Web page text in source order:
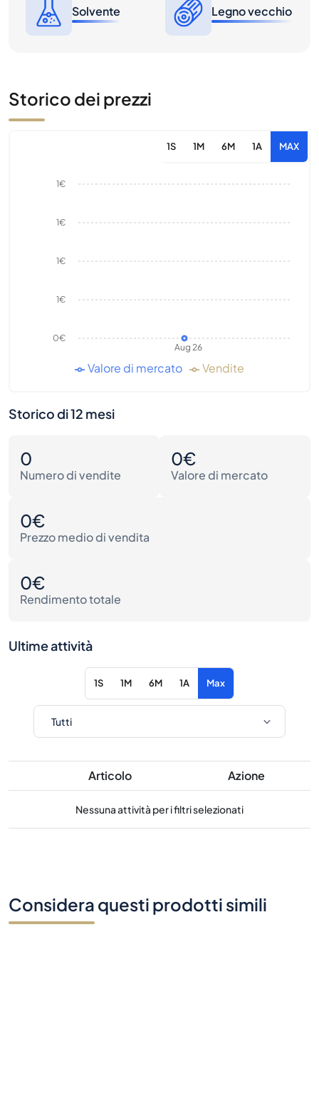
Solvente Legno vecchio
Storico dei prezzi
1S 1M 6M 1A MAX
Aug 26
0€
1€
1€
1€
1€
Valore di mercato Vendite
Storico di 12 mesi
0
Numero di vendite
0€
Valore di mercato
0€
Prezzo medio di vendita
0€
Rendimento totale
Ultime attività
1S 1M 6M 1A Max
Articolo Azione
Nessuna attività per i filtri selezionati
Considera questi prodotti simili